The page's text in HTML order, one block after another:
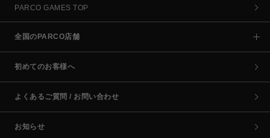
PARCO GAMES TOP
全国のPARCO店舗
初めてのお客様へ
よくあるご質問 / お問い合わせ
お知らせ